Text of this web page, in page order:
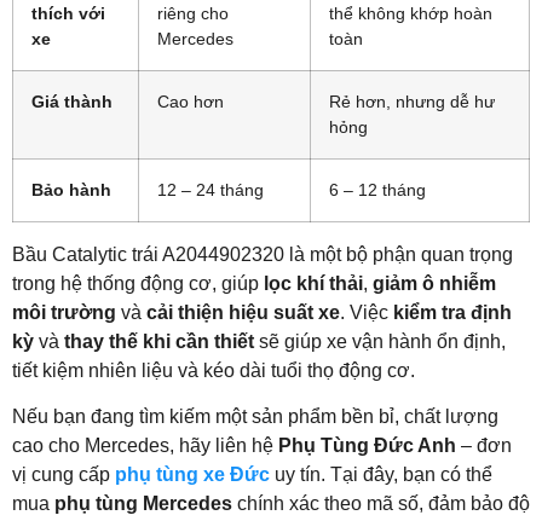
thích với
xe
riêng cho
Mercedes
thể không khớp hoàn
toàn
Giá thành Cao hơn
Rẻ hơn, nhưng dễ hư
hỏng
Bảo hành 12 – 24 tháng 6 – 12 tháng
Bầu Catalytic trái A2044902320 là một bộ phận quan trọng
trong hệ thống động cơ, giúp lọc khí thải, giảm ô nhiễm
môi trường và cải thiện hiệu suất xe. Việc kiểm tra định
kỳ và thay thế khi cần thiết sẽ giúp xe vận hành ổn định,
tiết kiệm nhiên liệu và kéo dài tuổi thọ động cơ.
Nếu bạn đang tìm kiếm một sản phẩm bền bỉ, chất lượng
cao cho Mercedes, hãy liên hệ Phụ Tùng Đức Anh – đơn
vị cung cấp phụ tùng xe Đức uy tín. Tại đây, bạn có thể
mua phụ tùng Mercedes chính xác theo mã số, đảm bảo độ